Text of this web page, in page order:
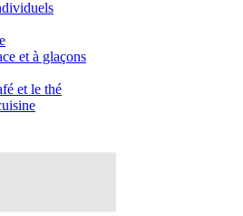
et à glaçons
et le thé